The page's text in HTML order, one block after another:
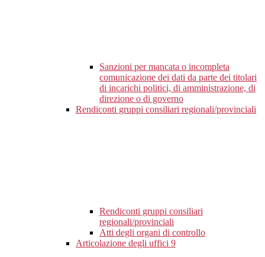
Sanzioni per mancata o incompleta
comunicazione dei dati da parte dei titolari
di incarichi politici, di amministrazione, di
direzione o di governo
Rendiconti gruppi consiliari regionali/provinciali
Rendiconti gruppi consiliari
regionali/provinciali
Atti degli organi di controllo
Articolazione degli uffici 9